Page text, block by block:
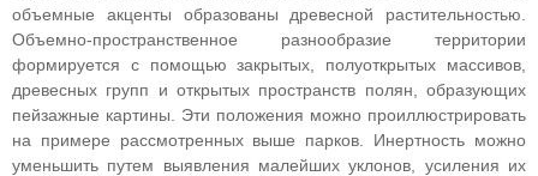
объемные акценты образованы древесной растительностью.
Объемно-пространственное разнообразие территории
формируется с помощью закрытых, полуоткрытых массивов,
древесных групп и открытых пространств полян, образующих
пейзажные картины. Эти положения можно проиллюстрировать
на примере рассмотренных выше парков. Инертность можно
уменьшить путем выявления малейших уклонов, усиления их